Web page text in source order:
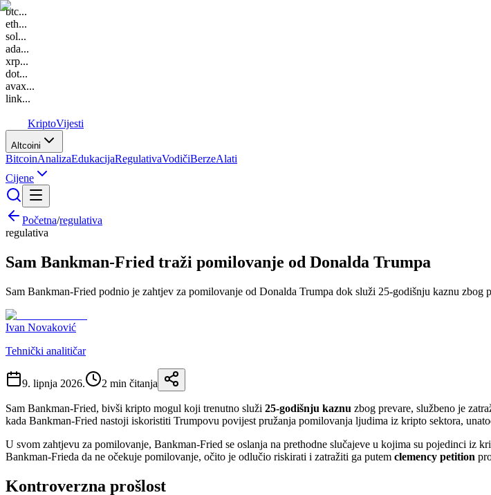
btc...
eth...
sol...
ada...
xrp...
dot...
avax...
link...
KriptoVijesti
Altcoini
BitcoinAnalizaEdukacijaRegulativaVodičiBerzeAlati
Cijene
Početna/regulativa
regulativa
Sam Bankman-Fried traži pomilovanje od Donalda Trumpa
Sam Bankman-Fried podnio je zahtjev za pomilovanje od Donalda Trumpa dok služi 25-godišnju kaznu zbog
Ivan Novaković
Tehnički analitičar
9. lipnja 2026. 2 min čitanja
Sam Bankman-Fried, bivši kripto mogul koji trenutno služi 25-godišnju kaznu zbog prevare, službeno je
kada Bankman-Fried nastoji iskoristiti Trumpovu povijest pružanja pomilovanja ljudima iz kripto sektora,
U svom zahtjevu za pomilovanje, Bankman-Fried se oslanja na prethodne slučajeve u kojima su pojedinci iz
Bankman-Frieda da ne očekuje pomilovanje, očito je odlučio riskirati i zatražiti ga putem clemency petition
Kontroverzna prošlost